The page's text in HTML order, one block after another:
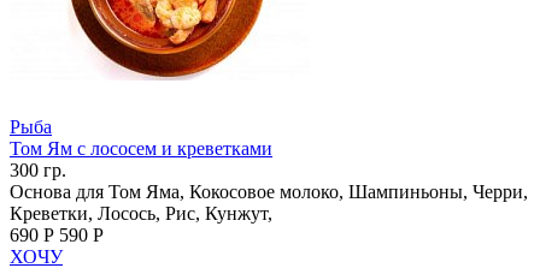
Рыба
Том Ям с лососем и креветками
300 гр.
Основа для Том Яма, Кокосовое молоко, Шампиньоны, Черри,
Креветки, Лосось, Рис, Кунжут,
690 Р 590 Р
ХОЧУ